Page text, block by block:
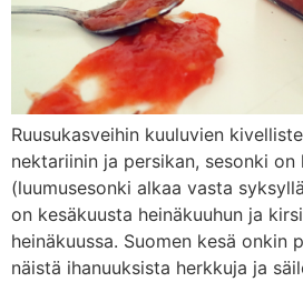
Ruusukasveihin kuuluvien
nektariinin ja persikan, sesonki on
(luumusesonki alkaa vasta
on kesäkuusta heinäkuuhun ja
heinäkuussa. Suomen kesä onkin
näistä ihanuuksista herkkuja ja